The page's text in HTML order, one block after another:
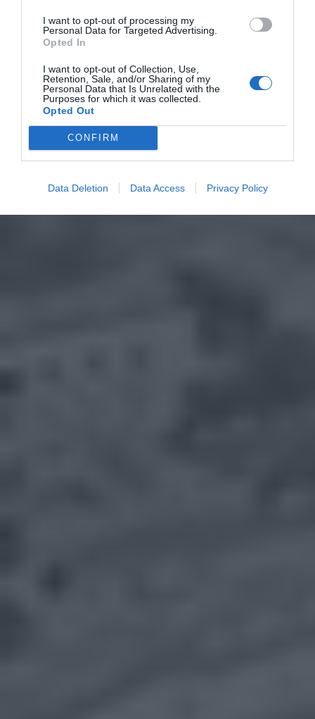
I want to opt-out of processing my
Personal Data for Targeted Advertising.
Opted In
I want to opt-out of Collection, Use,
Retention, Sale, and/or Sharing of my
Personal Data that Is Unrelated with the
Purposes for which it was collected.
Opted Out
CONFIRM
Data Deletion Data Access Privacy Policy